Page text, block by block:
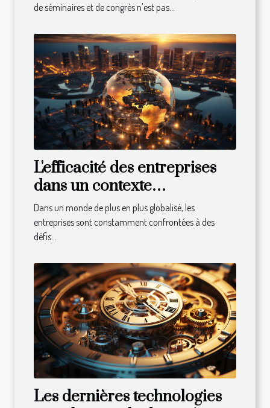
de séminaires et de congrès n'est pas...
L'efficacité des entreprises
dans un contexte
international : défis et
solutions
Dans un monde de plus en plus globalisé, les
entreprises sont constamment confrontées à des
défis...
Les dernières technologies